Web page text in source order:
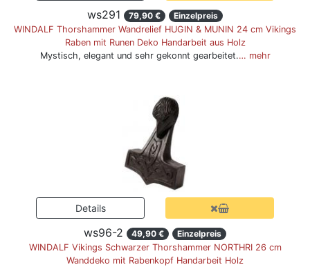
ws291 79,90 €
Einzelpreis
WINDALF Thorshammer Wandrelief HUGIN & MUNIN 24 cm Vikings
Raben mit Runen Deko Handarbeit aus Holz
Mystisch, elegant und sehr gekonnt gearbeitet.… mehr
ws96-2 49,90 €
Einzelpreis
WINDALF Vikings Schwarzer Thorshammer NORTHRI 26 cm
Wanddeko mit Rabenkopf Handarbeit Holz